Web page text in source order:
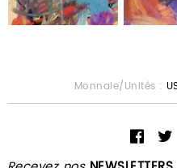
Monnaie/Unités :